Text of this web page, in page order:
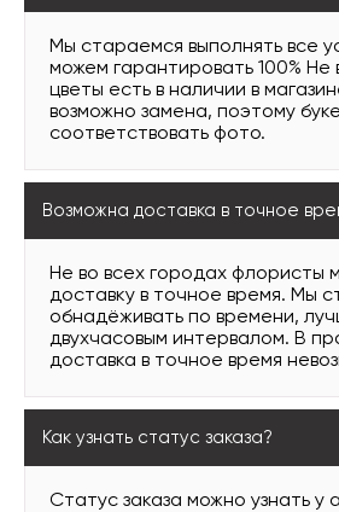
Мы стараемся выполнять все
можем гарантировать 100% Не
цветы есть в наличии в
возможно замена, поэтому
соответствовать фото.
Возможна доставка в точное
Не во всех городах флористы
доставку в точное время. Мы
обнадёживать по времени,
двухчасовым интервалом. В
доставка в точное время
Как узнать статус заказа?
Статус заказа можно узнать у